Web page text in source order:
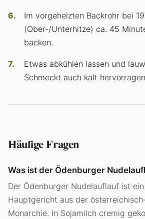
Im vorgeheizten Backrohr bei
(Ober-/Unterhitze) ca. 45
backen.
Etwas abkühlen lassen und
Schmeckt auch kalt
Häufige Fragen
Was ist der Ödenburger
Der Ödenburger Nudelauflauf ist
Hauptgericht aus der
Monarchie. In Sojamilch cremig